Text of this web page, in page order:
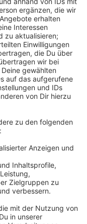
eines
kann
die
Sie der
dieses
Consent
Müller, hier könnt